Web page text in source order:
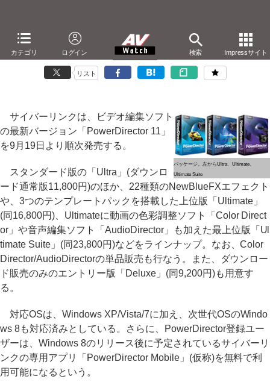
カテゴリ ログイン 検索 Impressサイト
サイバーリンク、4K/Windows 8対応の「PowerDirector 11」
－音声編集/色調整ソフト付き「Ultimate Suite」など
リスト
パッケージ。左からUltra、Ultimate、
Ultimate Suite
サイバーリンクは、ビデオ編集ソフト
の最新バージョン「PowerDirector 11」
を9月19日より順次発売する。
スタンダード版の「Ultra」(ダウンロ
ード通常版11,800円)のほか、22種類のNewBlueFXエフェクト
や、3つのテンプレートパックを搭載した上位版「Ultimate」
(同16,800円)、Ultimateに動画の色彩調整ソフト「Color Direct
or」や音声編集ソフト「AudioDirector」も加えた最上位版「Ul
timate Suite」(同23,800円)などをラインナップ。なお、Color
Director/AudioDirectorの単品販売も行なう。また、ダウンロー
ド販売のみのエントリー版「Deluxe」(同9,200円)も用意す
る。
対応OSは、Windows XP/Vista/7に加え、次世代OSのWindo
ws 8も対応済みとしている。さらに、PowerDirector登録ユー
ザーは、Windows 8のリリース後に予定されているサイバーリ
ンクの専用アプリ「PowerDirector Mobile」(仮称)を無料で利
用可能になるという。